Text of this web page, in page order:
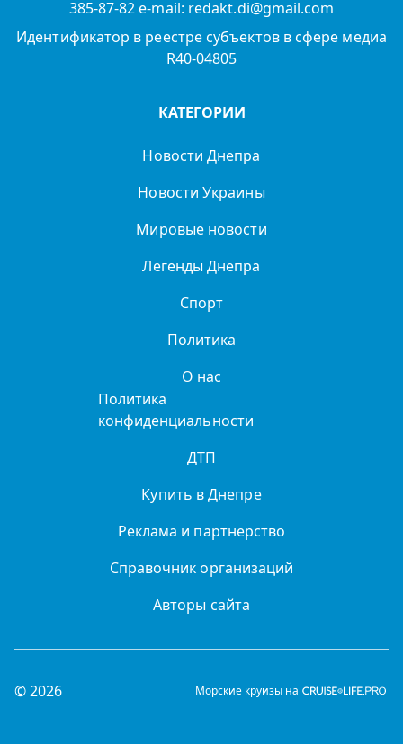
385-87-82 e-mail: redakt.di@gmail.com
Идентификатор в реестре субъектов в сфере медиа
R40-04805
КАТЕГОРИИ
Новости Днепра
Новости Украины
Мировые новости
Легенды Днепра
Спорт
Политика
О нас
Политика
конфиденциальности
ДТП
Купить в Днепре
Реклама и партнерство
Справочник организаций
Авторы сайта
© 2026 Морские круизы на